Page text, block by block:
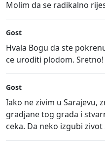
Molim da se radikalno
Gost
Hvala Bogu da ste
ce uroditi plodom. Sretno!
Gost
Iako ne zivim u Sarajevu,
gradjane tog grada i
ceka. Da neko izgubi zivot